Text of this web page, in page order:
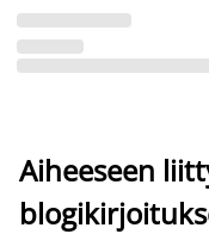
Aiheeseen